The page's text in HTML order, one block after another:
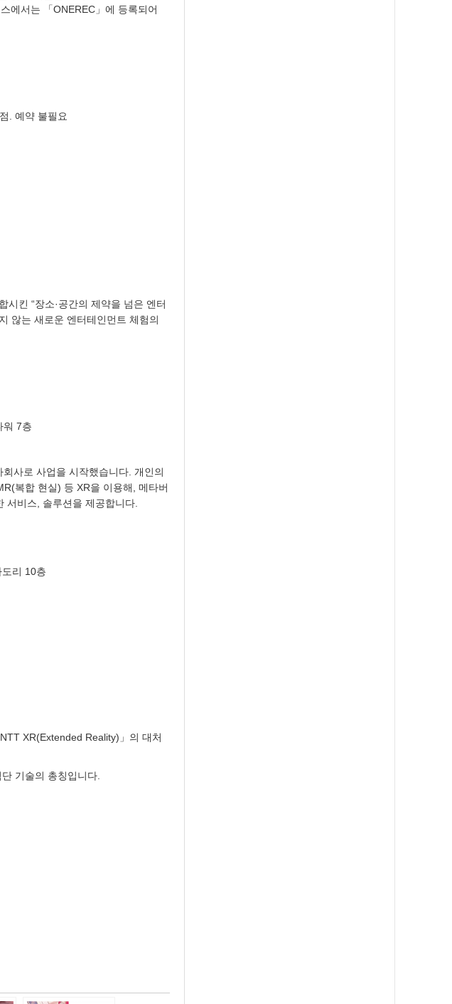
에서는 「ONEREC」에 등록되어
. 예약 불필요
시킨 “장소·공간의 제약을 넘은 엔터
않는 새로운 엔터테인먼트 체험의
워 7층
사로 사업을 시작했습니다. 개인의
복합 현실) 등 XR을 이용해, 메타버
서비스, 솔루션을 제공합니다.
리 10층
XR(Extended Reality)」의 대처
기술의 총칭입니다.